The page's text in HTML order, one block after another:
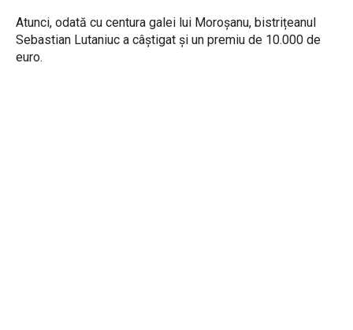
Atunci, odată cu centura galei lui Moroșanu, bistrițeanul
Sebastian Lutaniuc a câștigat și un premiu de 10.000 de
euro.